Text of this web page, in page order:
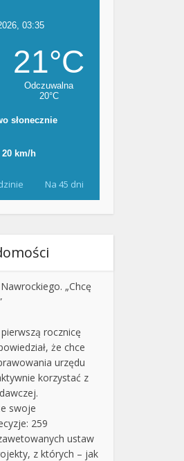
Na 45 dni
„Chcę
rocznicę
że chce
urzędu
korzystać z
swoje
259
ustaw
z których – jak